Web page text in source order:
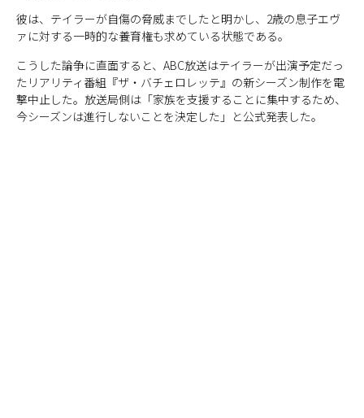
彼は、テイラーが自傷の脅威までしたと明かし、2歳の息子エヴ
ァに対する一時的な養育権も求めている状態である。
こうした論争に直面すると、ABC放送はテイラーが出演予定だっ
たリアリティ番組『ザ・バチェロレッテ』の新シーズン制作を電
撃中止した。放送局側は「家族を支援することに集中するため、
今シーズンは進行しないことを決定した」と公式発表した。